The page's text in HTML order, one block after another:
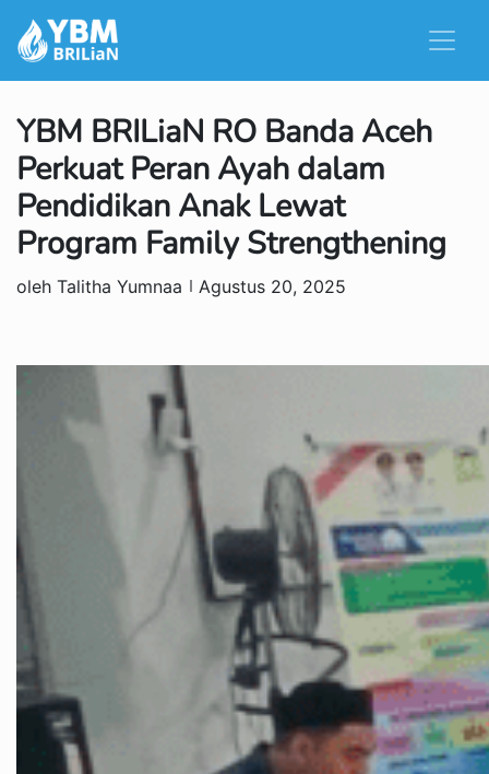
YBM BRILiaN RO Banda Aceh
Perkuat Peran Ayah dalam
Pendidikan Anak Lewat
Program Family Strengthening
oleh Talitha Yumnaa Agustus 20, 2025